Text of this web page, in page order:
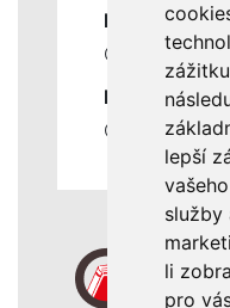
lepší
služby
li
pro
DŮLEŽITÉ
Ochrana
RYCHLÉ
Odstoupení